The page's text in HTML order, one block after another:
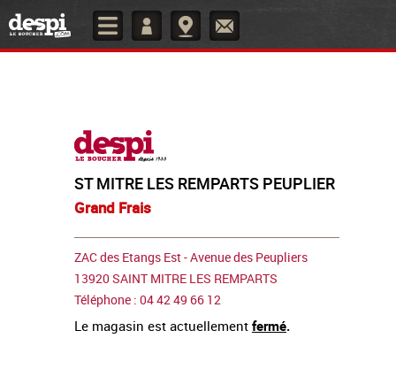
ST MITRE LES REMPARTS PEUPLIER
Grand Frais
ZAC des Etangs Est - Avenue des Peupliers
13920 SAINT MITRE LES REMPARTS
Téléphone : 04 42 49 66 12
Le magasin est actuellement fermé.